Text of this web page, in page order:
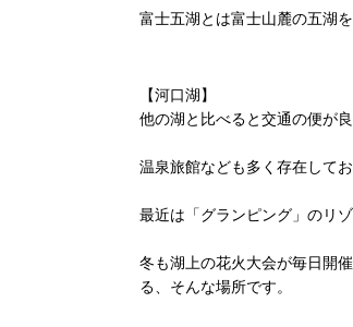
富士五湖とは富士山麓の五湖を
【河口湖】
他の湖と比べると交通の便が
温泉旅館なども多く存在して
最近は「グランピング」のリ
冬も湖上の花火大会が毎日開
る、そんな場所です。